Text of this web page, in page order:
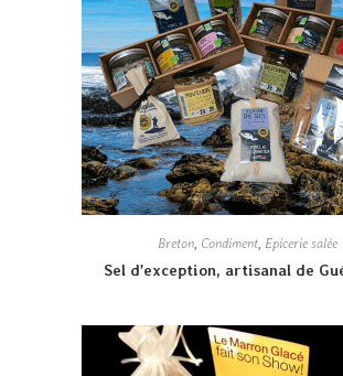
Breton, Condiment, Epicerie salée
Sel d’exception, artisanal de